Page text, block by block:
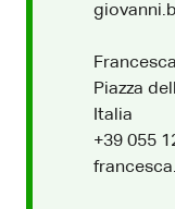
Piazza
Italia
+39 055